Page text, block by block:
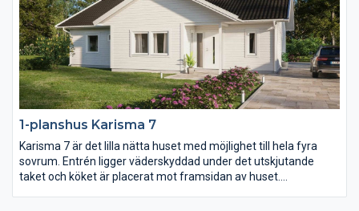
1-planshus Karisma 7
Karisma 7 är det lilla nätta huset med möjlighet till hela fyra
sovrum. Entrén ligger väderskyddad under det utskjutande
taket och köket är placerat mot framsidan av huset.